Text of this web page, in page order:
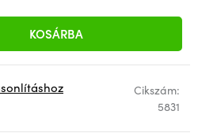
KOSÁRBA
Cikszám:
5831